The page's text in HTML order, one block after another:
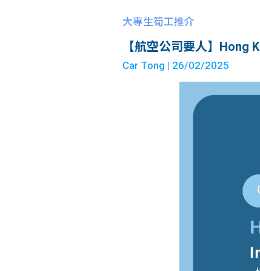
大專生筍工推介
【航空公司要人】Hong
Car Tong | 26/02/2025